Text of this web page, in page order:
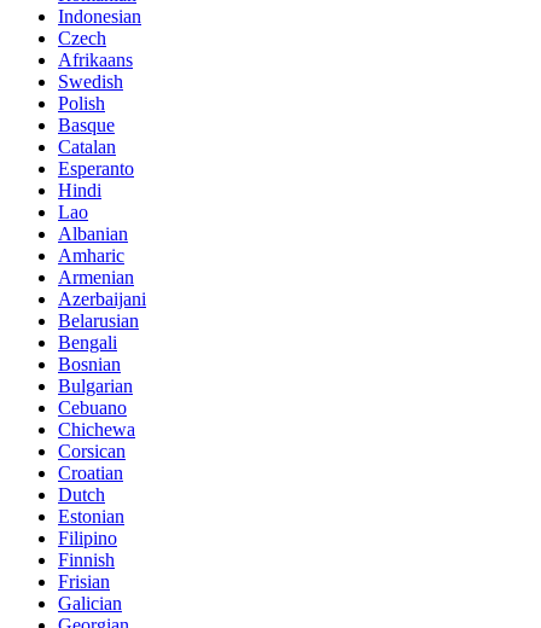
Indonesian
Czech
Afrikaans
Swedish
Polish
Basque
Catalan
Esperanto
Hindi
Lao
Albanian
Amharic
Armenian
Azerbaijani
Belarusian
Bengali
Bosnian
Bulgarian
Cebuano
Chichewa
Corsican
Croatian
Dutch
Estonian
Filipino
Finnish
Frisian
Galician